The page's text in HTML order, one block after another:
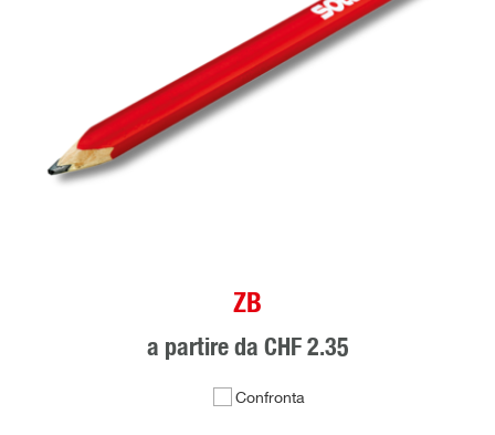
ZB
a partire da CHF 2.35
Confronta